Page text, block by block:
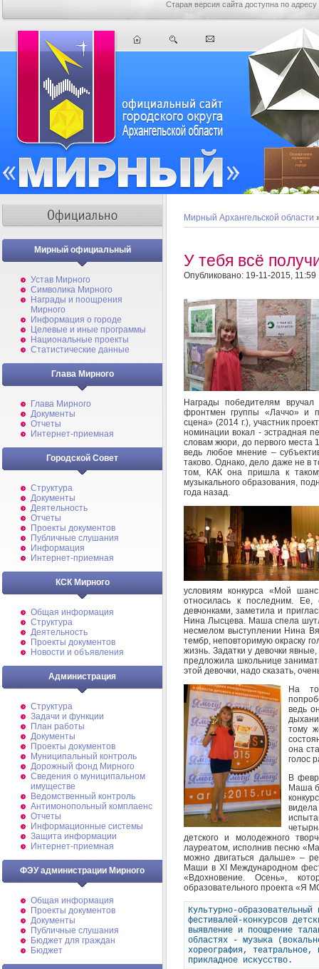
Старая версия сайта доступна по адресу
Мирный официальный
Устав Мирного
Символика Мирного
Награды и поощрения
Мирного
Информация о городе
Целевые и иные программы
Национальные проекты
Статистические данные
Глава Мирного
Глава Мирного
Документы
Отчеты
Интернет-приемная
Городской Совет
Структура
Документы
Деятельность
Отчеты
Проекты документов
Публичные слушания
Информация
Интернет-приемная
КСК Мирного
Общая информация
Структура
Деятельность
Проекты документов
Новости и объявления
Администрация
Структура
Задачи и функции
План работы
Документы
Проекты документов
Муниципальный контроль
Дорожный фонд Мирного
Cведения о муниципальном
имуществе
Ведомственный контроль
Антимонопольный комплаенс
Отчеты
Информационные системы
Защита информации
Интернет-приемная
ФЭУ администрации Мирного
Общая информация
Проекты документов
Документы
Публичные слушания
Бюджет для граждан
Бюджет
Мирный Архангельской области
У тебя всё
Опубликовано: 19-11-2015, 11:59
Награды победителям
фронтмен группы «Лаччо» и
сцена» (2014 г.), участник
номинации вокал - эстрадная
словам жюри, до первого места
ведь любое мнение –
таково. Однако, дело даже не в
том, КАК она пришла к
музыкального образования,
года назад.
условиям конкурса «Мой
относилась к последним.
девчонками, заметила и
Нина Лысцева. Маша спела
несмелом выступлении Нина
тембр, неповторимую окраску
жизнь. Задатки у девочки
предложила школьнице
этой девочки, надо сказать,
На
ведь
тому
она
голос
В
Маша
детского и молодежного
лауреатом, исполнив песню
можно двигаться дальше» –
Маши в XI Международном
«Вдохновение. Осень»,
образовательного проекта «Я
Культурно-
фестивалей-конкурсов
выявление и поощрение
областях - музыка
хореография, театральное,
прикладное искусство.